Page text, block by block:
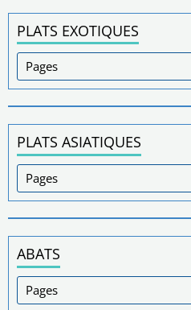
PLATS EXOTIQUES
PLATS ASIATIQUES
ABATS